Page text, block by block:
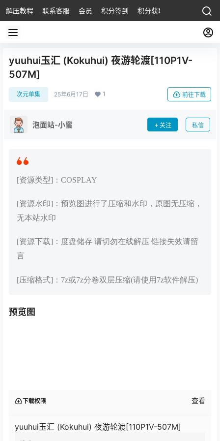
解压教程 联系客服 会员 积分签到 积分获取
yuuhui玉汇 (Kokuhui) 夜游轮渡[110P1V-
507M]
次元单集 25年6月17日 1 前往下载
泡面站-小蜜 关注 私信
[资源类型]：COSPLAY
[资源水印]：预览图进行了压缩和水印，原图无压缩，
无本站水印
[资源下载]：度盘储存 请切勿在线解压 链接失效请留
言
[压缩格式]：7z或7z分卷双层压缩(请使用7z软件解压)
预览图
下载权限 查看
yuuhui玉汇 (Kokuhui) 夜游轮渡[110P1V-507M]